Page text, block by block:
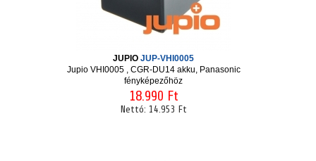
JUPIO JUP-VHI0005
Jupio VHI0005 , CGR-DU14 akku, Panasonic
fényképezőhöz
18.990 Ft
Nettó: 14.953 Ft